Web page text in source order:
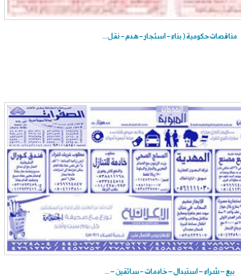
مناقصات حكومية ( بناء - اسئجار - هدم - نقل ...
بيع – شراء – استبدال – خادمات - سائقين – ...